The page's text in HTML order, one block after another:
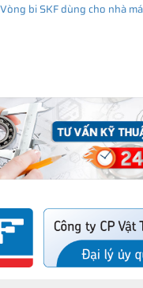
Vòng bi SKF dùng cho nhà